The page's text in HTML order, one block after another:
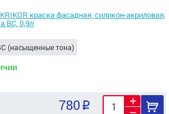
краска фасадная, силикон-акриловая,
BС, 0,9л
(насыщенные тона)
780